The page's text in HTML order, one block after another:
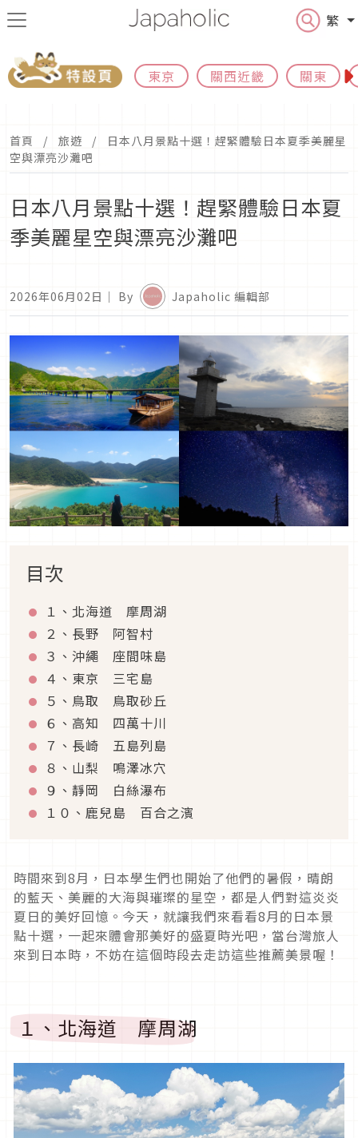
繁
東京 關西近畿 關東
首頁 旅遊
日本八月景點十選！趕緊體驗日本夏季美麗星
空與漂亮沙灘吧
日本八月景點十選！趕緊體驗日本夏
季美麗星空與漂亮沙灘吧
2026年06月02日 ｜ By Japaholic 編輯部
目次
１、北海道 摩周湖
２、長野 阿智村
３、沖繩 座間味島
４、東京 三宅島
５、鳥取 鳥取砂丘
６、高知 四萬十川
７、長崎 五島列島
８、山梨 鳴澤冰穴
９、靜岡 白絲瀑布
１０、鹿兒島 百合之濱
時間來到8月，日本學生們也開始了他們的暑假，晴朗
的藍天、美麗的大海與璀璨的星空，都是人們對這炎炎
夏日的美好回憶。今天，就讓我們來看看8月的日本景
點十選，一起來體會那美好的盛夏時光吧，當台灣旅人
來到日本時，不妨在這個時段去走訪這些推薦美景喔！
１、北海道 摩周湖